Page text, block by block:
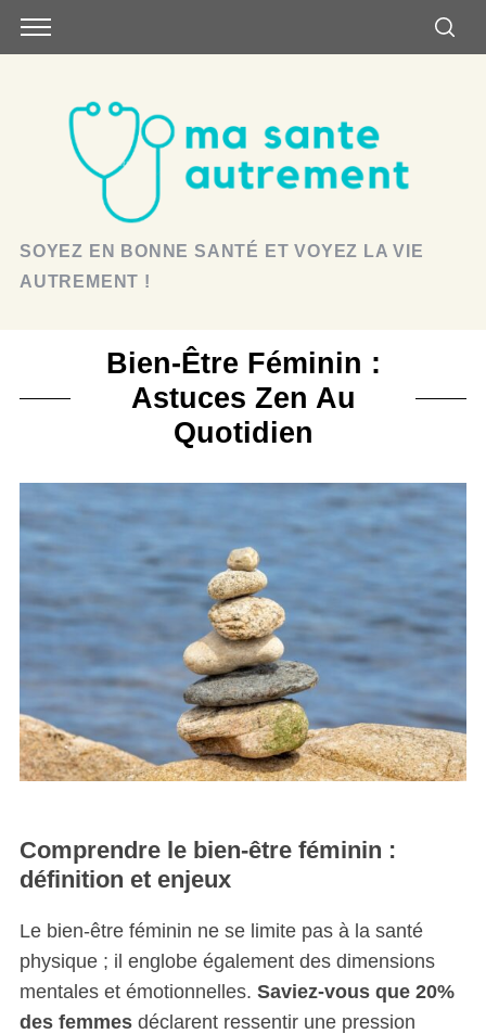
SOYEZ EN BONNE SANTÉ ET VOYEZ LA VIE
AUTREMENT !
Bien-Être Féminin :
Astuces Zen Au
Quotidien
Comprendre le bien-être féminin :
définition et enjeux
Le bien-être féminin ne se limite pas à la santé
physique ; il englobe également des dimensions
mentales et émotionnelles. Saviez-vous que 20%
des femmesdéclarent ressentir une pression